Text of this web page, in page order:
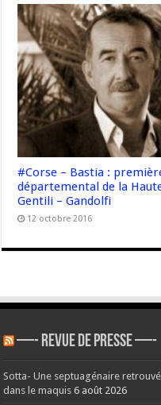
#Corse – Bastia :
départemental de la
Gentili – Gandolfi
12 octobre 2016
—- REVUE DE PRESSE —-
Sotta- Une septuagénaire
dans le maquis 6 août 2026